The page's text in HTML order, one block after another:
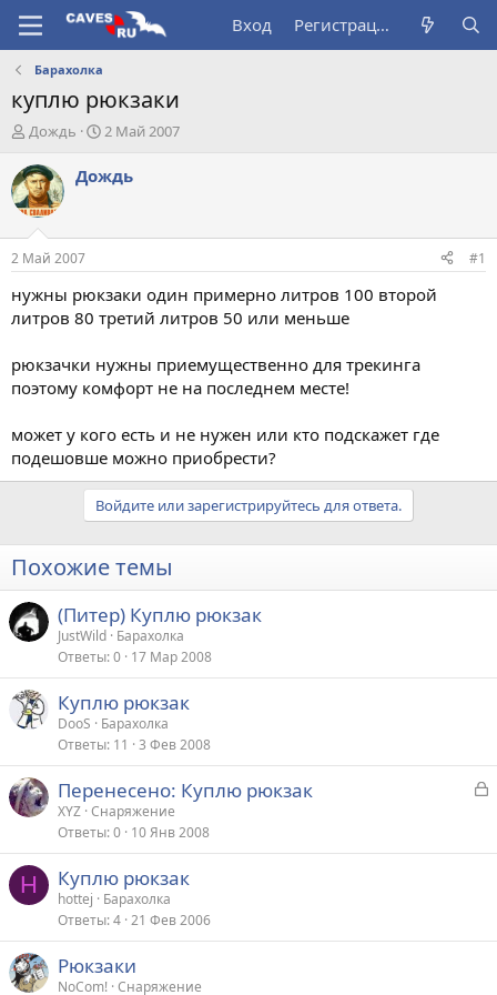
Вход Регистрация
Барахолка
куплю рюкзаки
А
т
о
р
т
е
м
ы
Дождь
Д
т
а
л
2 Май 2007
Дождь
2 Май 2007 #1
нужны рюкзаки один примерно литров 100 второй
литров 80 третий литров 50 или меньше
рюкзачки нужны приемущественно для трекинга
поэтому комфорт не на последнем месте!
может у кого есть и не нужен или кто подскажет где
подешовше можно приобрести?
Войдите или зарегистрируйтесь для ответа.
Похожие темы
(Питер) Куплю рюкзак
JustWild Барахолка
Ответы 0 17 Мар 2008
Куплю рюкзак
DooS
Барахолка
Ответы 11 3 Фев 2008
З
р
Перенесено: Куплю рюкзак
XYZ Снаряжение
Ответы 0 10 Янв 2008
H Куплю рюкзак
hottej
Барахолка
Ответы 4 21 Фев 2006
Рюкзаки
NoCom! Снаряжение